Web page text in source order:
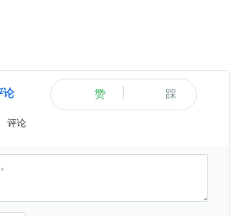
论 赞 踩
评论